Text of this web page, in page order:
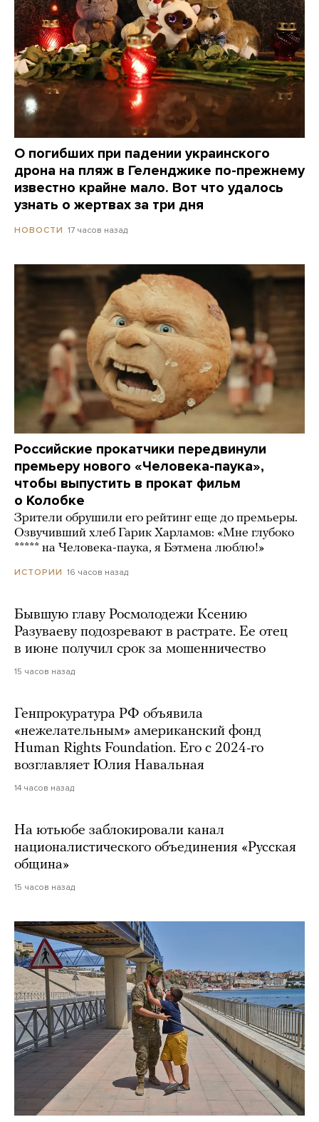
О погибших при падении украинского
дрона на пляж в Геленджике по-прежнему
известно крайне мало. Вот что удалось
узнать о жертвах за три дня
НОВОСТИ 17 часов назад
Российские прокатчики передвинули
премьеру нового «Человека-паука»,
чтобы выпустить в прокат фильм
о Колобке
Зрители обрушили его рейтинг еще до премьеры.
Озвучивший хлеб Гарик Харламов: «Мне глубоко
***** на Человека-паука, я Бэтмена люблю!»
ИСТОРИИ 16 часов назад
Бывшую главу Росмолодежи Ксению
Разуваеву подозревают в растрате. Ее отец
в июне получил срок за мошенничество
15 часов назад
Генпрокуратура РФ объявила
«нежелательным» американский фонд
Human Rights Foundation. Его с 2024-го
возглавляет Юлия Навальная
14 часов назад
На ютьюбе заблокировали канал
националистического объединения «Русская
община»
15 часов назад